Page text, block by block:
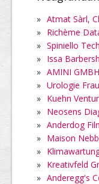
» Atmat Sàrl,
» Richème
» Spiniello
» Issa
» AMINI
» Urologie
» Kuehn
» Neosens
» Anderdog
» Maison
»
» Kreativfeld
» Anderegg's